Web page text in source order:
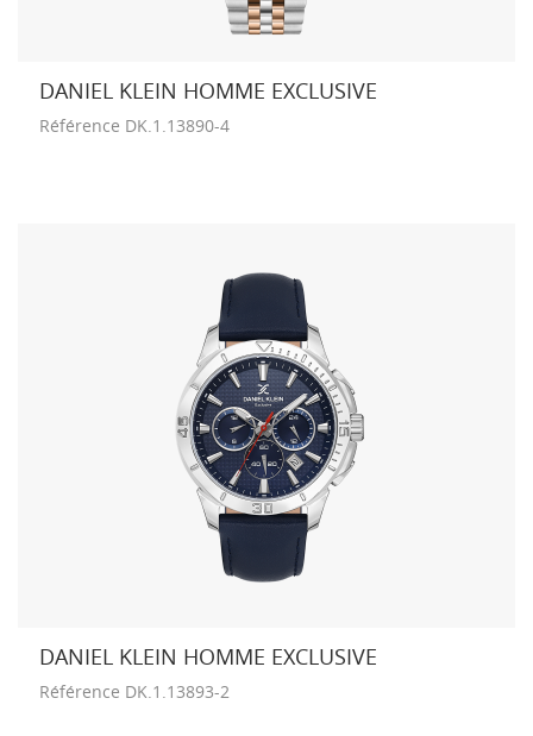
DANIEL KLEIN HOMME EXCLUSIVE
Référence DK.1.13890-4
DANIEL KLEIN HOMME EXCLUSIVE
Référence DK.1.13893-2